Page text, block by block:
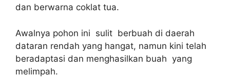
dan berwarna coklat tua.
Awalnya pohon ini sulit berbuah di daerah
dataran rendah yang hangat, namun kini telah
beradaptasi dan menghasilkan buah yang
melimpah.